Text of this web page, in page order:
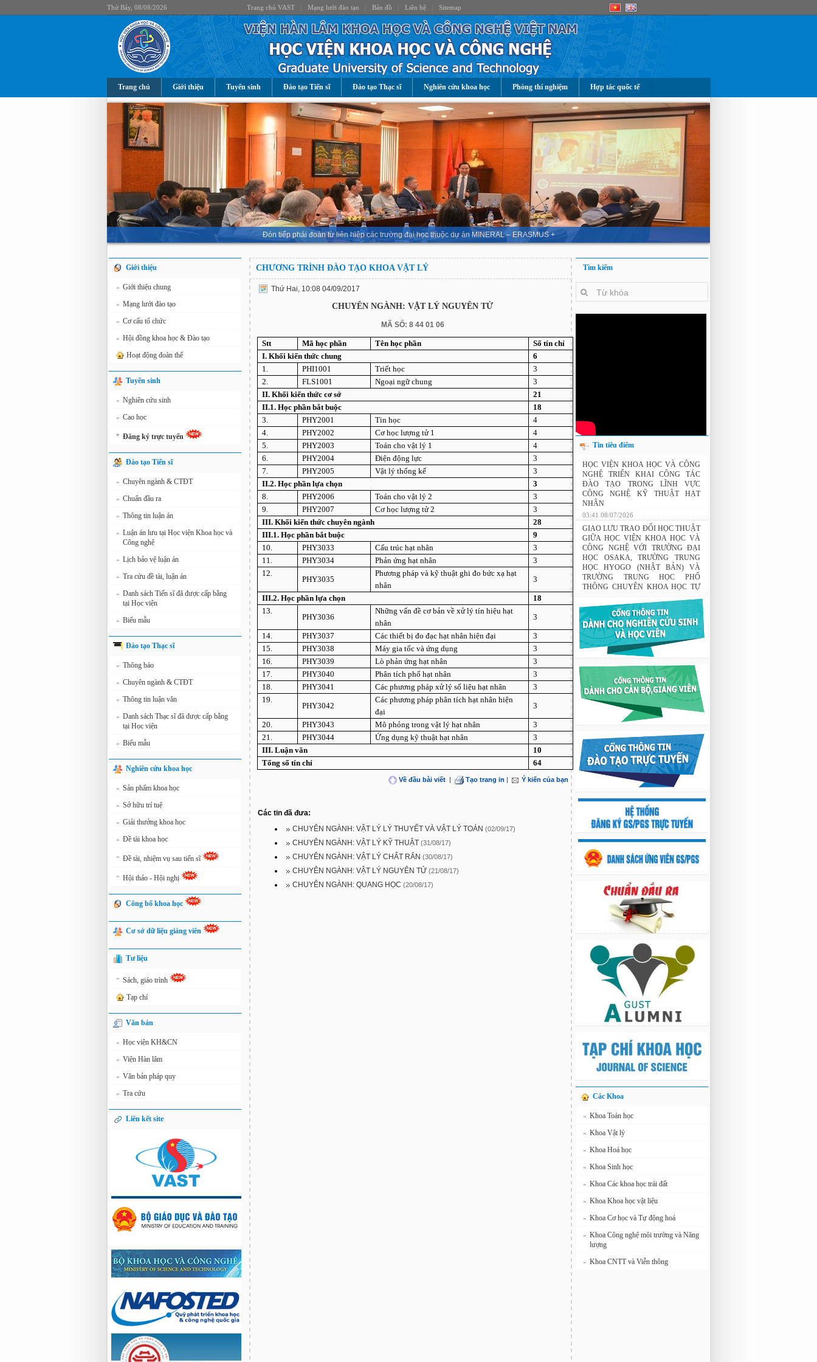
Thứ Bảy, 08/08/2026 Trang chủ VAST| Mạng lưới đào tạo Bản đồ Liên hệ| Sitemap
Trang chủ Giới thiệu Tuyển sinh Đào tạo Tiến sĩ Đào tạo Thạc sĩ Nghiên cứu khoa học Phòng thí nghiệm Hợp tác quốc tế
Đón tiếp phái đoàn từ liên hiệp các trường đại học thuộc dự án MINERAL – ERASMUS +
Giới thiệu
» Giới thiệu chung
» Mạng lưới đào tạo
» Cơ cấu tổ chức
» Hội đồng khoa học & Đào tạo
Hoạt động đoàn thể
Tuyển sinh
» Nghiên cứu sinh
» Cao học
» Đăng ký trực tuyến
Đào tạo Tiến sĩ
» Chuyên ngành & CTĐT
» Chuẩn đầu ra
» Thông tin luận án
» Luận án lưu tại Học viện Khoa học và
Công nghệ
» Lịch bảo vệ luận án
» Tra cứu đề tài, luận án
» Danh sách Tiến sĩ đã được cấp bằng
tại Học viện
» Biểu mẫu
Đào tạo Thạc sĩ
» Thông báo
» Chuyên ngành & CTĐT
» Thông tin luận văn
» Danh sách Thạc sĩ đã được cấp bằng
tại Học viện
» Biểu mẫu
Nghiên cứu khoa học
» Sản phẩm khoa học
» Sở hữu trí tuệ
» Giải thưởng khoa học
» Đề tài khoa học
» Đề tài, nhiệm vụ sau tiến sĩ
» Hội thảo - Hội nghị
Công bố khoa học
Cơ sở dữ liệu giảng viên
Tư liệu
» Sách, giáo trình
Tạp chí
Văn bản
» Học viện KH&CN
» Viện Hàn lâm
» Văn bản pháp quy
» Tra cứu
Liên kết site
CHƯƠNG TRÌNH ĐÀO TẠO KHOA VẬT LÝ
Thứ Hai, 10:08 04/09/2017
CHUYÊN NGÀNH: VẬT LÝ NGUYÊN TỬ
MÃ SỐ: 8 44 01 06
Stt Mã học phần Tên học phần
Số tín chỉ
I. Khối kiến thức chung
6
1.
PHI1001 Triết học
3
2.
FLS1001 Ngoại ngữ chung
3
II. Khối kiến thức cơ sở
21
II.1. Học phần bắt buộc
18
3.
PHY2001 Tin học
4
4.
PHY2002 Cơ học lượng tử 1
4
5.
PHY2003 Toán cho vật lý 1
4
6.
PHY2004 Điện động lực
3
7.
PHY2005 Vật lý thống kế
3
II.2. Học phần lựa chọn
3
8.
PHY2006 Toán cho vật lý 2
3
9.
PHY2007 Cơ học lượng tử 2
3
III. Khối kiến thức chuyên ngành
28
III.1. Học phần bắt buộc
9
10.
PHY3033 Cấu trúc hạt nhân
3
11.
PHY3034 Phản ứng hạt nhân
3
12.
PHY3035
Phương pháp và kỹ thuật ghi đo bức xạ hạt
nhân
3
III.2. Học phầnlựa chọn 18
13.
PHY3036
Những vấn đề cơ bản về xử lý tín hiệu hạt
nhân
3
14. PHY3037 Các thiết bị đo đạc hạt nhân hiện đại
3
15.
PHY3038 Máy gia tốc và ứng dụng
3
16.
PHY3039 Lò phản ứng hạt nhân
3
17.
PHY3040 Phân tích phổ hạt nhân
3
18.
PHY3041 Các phương pháp xử lý số liệu hạt nhân
3
19.
PHY3042
Các phương pháp phân tích hạt nhân hiện
đại
3
20. PHY3043 Mô phỏng trong vật lý hạt nhân
3
21.
PHY3044 Ứng dụng kỹ thuật hạt nhân
3
III. Luận văn
10
Tổng số tín chỉ
64
Về đầu bài viết | Tạo trang in | Ý kiến của bạn
Các tin đã đưa:
CHUYÊN NGÀNH: VẬT LÝ LÝ THUYẾT VÀ VẬT LÝ TOÁN (02/09/17)
CHUYÊN NGÀNH: VẬT LÝ KỸ THUẬT (31/08/17)
CHUYÊN NGÀNH: VẬT LÝ CHẤT RẮN (30/08/17)
CHUYÊN NGÀNH: VẬT LÝ NGUYÊN TỬ (21/08/17)
CHUYÊN NGÀNH: QUANG HỌC (20/08/17)
Tìm kiếm
Tin tiêu điểm
THÔNG BÁO: Xét duyệt học bổng do
Tập đoàn Novatech tài trợ năm 2026
HỌC VIỆN KHOA HỌC VÀ CÔNG
NGHỆ TRIỂN KHAI CÔNG TÁC
ĐÀO TẠO TRONG LĨNH VỰC
CÔNG NGHỆ KỸ THUẬT HẠT
NHÂN
03:41 08/07/2026
GIAO LƯU TRAO ĐỔI HỌC THUẬT
GIỮA HỌC VIỆN KHOA HỌC VÀ
CÔNG NGHỆ VỚI TRƯỜNG ĐẠI
HỌC OSAKA, TRƯỜNG TRUNG
HỌC HYOGO (NHẬT BẢN) VÀ
TRƯỜNG TRUNG HỌC PHỔ
THÔNG CHUYÊN KHOA HỌC TỰ
02:22 23/07/2026
THÔNG BÁO: Về việc đăng ký tham
gia lớp bồi dưỡng nghiệp vụ sư phạm
cho giảng viên.
03:12 29/07/2026
Nghiên cứu chế tạo hệ thống xác định
hướng vật thể độ chính xác cao dựa trên
từ kế và vật liệu biến hóa
9:33 sáng thứ hai, 03/08/2026
Nghiên cứu chế tạo hệ thống xác định
hướng vật thể độ chính xác cao dựa trên
9:33 sáng thứ hai, 03/08/2026
Các Khoa
» Khoa Toán học
» Khoa Vật lý
» Khoa Hoá học
» Khoa Sinh học
» Khoa Các khoa học trái đất
» Khoa Khoa học vật liệu
» Khoa Cơ học và Tự động hoá
» Khoa Công nghệ môi trường và Năng
lượng
» Khoa CNTT và Viễn thông